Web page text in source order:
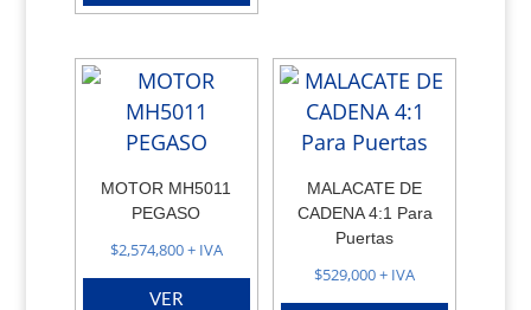
MOTOR MH5011
PEGASO
$2,574,800+ IVA
VER
MALACATE DE
CADENA 4:1 Para
Puertas
$529,000+ IVA